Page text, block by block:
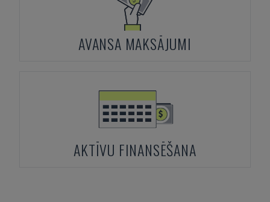
AVANSA MAKSĀJUMI
AKTĪVU FINANSĒŠANA